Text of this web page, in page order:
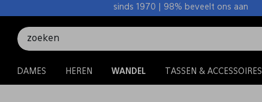
sinds 1970 | 98% beveelt ons aan
DAMES HEREN WANDEL TASSEN & ACCESSOIRES